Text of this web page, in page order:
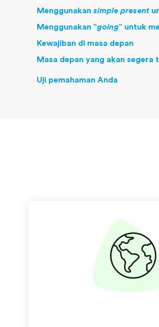
Menggunakan simple present
Menggunakan "going" untuk
Kewajiban di masa depan
Masa depan yang akan segera
Uji pemahaman Anda